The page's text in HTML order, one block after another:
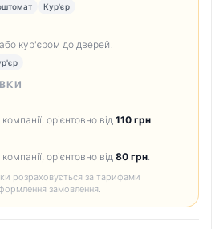
Кур'єр
кур'єром до дверей.
орієнтовно від 110 грн
орієнтовно від 80 грн
розраховується за тарифами
замовлення.